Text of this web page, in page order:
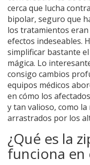
cerca que lucha
bipolar, seguro que
los tratamientos eran
efectos indeseables.
simplificar bastante
mágica. Lo
consigo cambios
equipos médicos
en cómo los
y tan valioso, como
arrastrados por los
¿Qué es la
funciona en